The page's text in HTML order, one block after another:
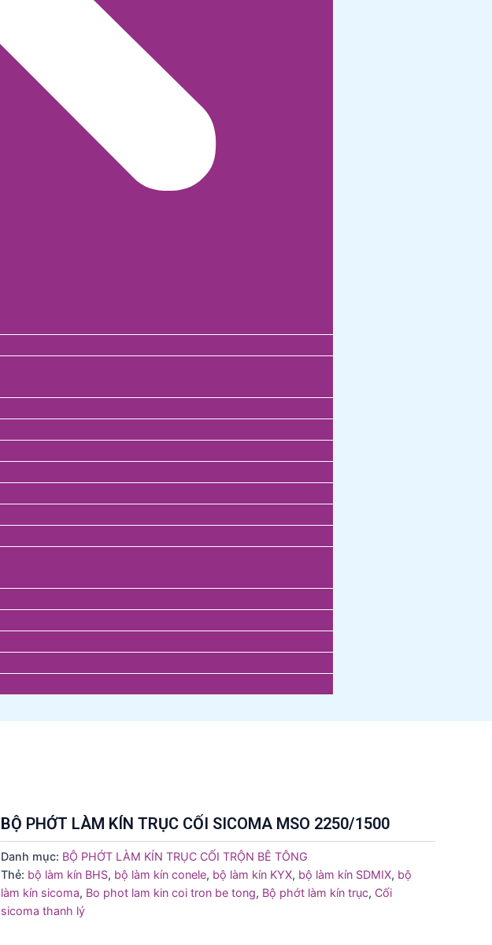
BỘ PHỚT LÀM KÍN TRỤC CỐI SICOMA MSO 2250/1500
Danh mục: BỘ PHỚT LÀM KÍN TRỤC CỐI TRỘN BÊ TÔNG
Thẻ: bộ làm kín BHS, bộ làm kín conele, bộ làm kín KYX, bộ làm kín SDMIX, bộ
làm kín sicoma, Bo phot lam kin coi tron be tong, Bộ phớt làm kín trục, Cối
sicoma thanh lý